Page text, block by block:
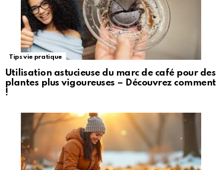
Tips vie pratique
Utilisation astucieuse du marc de café pour des
plantes plus vigoureuses – Découvrez comment
!